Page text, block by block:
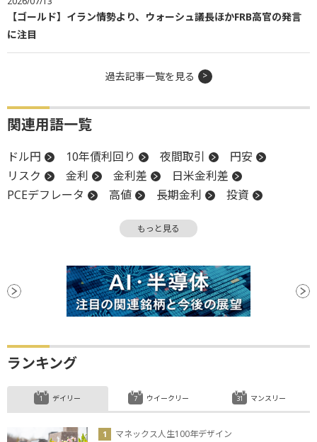
【ゴールド】イラン情勢より、ウォーシュ議長ほかFRB高官の発言
に注目
過去記事一覧を見る
関連用語一覧
ドル円 10年債利回り 夜間取引
円安
リスク
金利 金利差
日米金利差
PCEデフレータ
高値 長期金利
投資
終値
堅調
個人消費支出 週足
続伸
地政学リスク
デフレ 日銀 利下げ
もっと見る
ランキング
デイリー
マネックス人生100年デザイン
ウイークリー マンスリー